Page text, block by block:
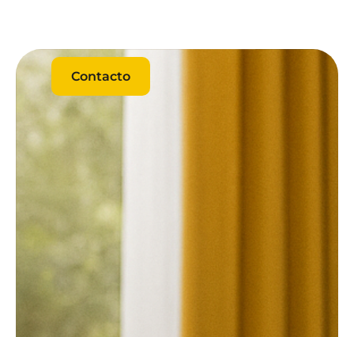
Contacto
Contacto